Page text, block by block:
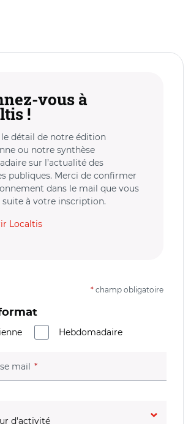
vous à
!
le détail de notre édition
ou notre synthèse
sur l’actualité des
publiques. Merci de confirmer
dans le mail que vous
suite à votre inscription.
Localtis
* champ obligatoire
Hebdomadaire
mail (champ obligatoire)
obligatoire)